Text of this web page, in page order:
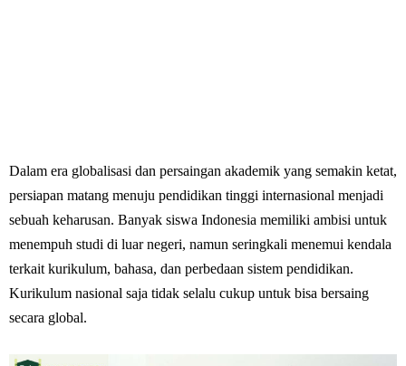
Dalam era globalisasi dan persaingan akademik yang semakin ketat,
persiapan matang menuju pendidikan tinggi internasional menjadi
sebuah keharusan. Banyak siswa Indonesia memiliki ambisi untuk
menempuh studi di luar negeri, namun seringkali menemui kendala
terkait kurikulum, bahasa, dan perbedaan sistem pendidikan.
Kurikulum nasional saja tidak selalu cukup untuk bisa bersaing
secara global.